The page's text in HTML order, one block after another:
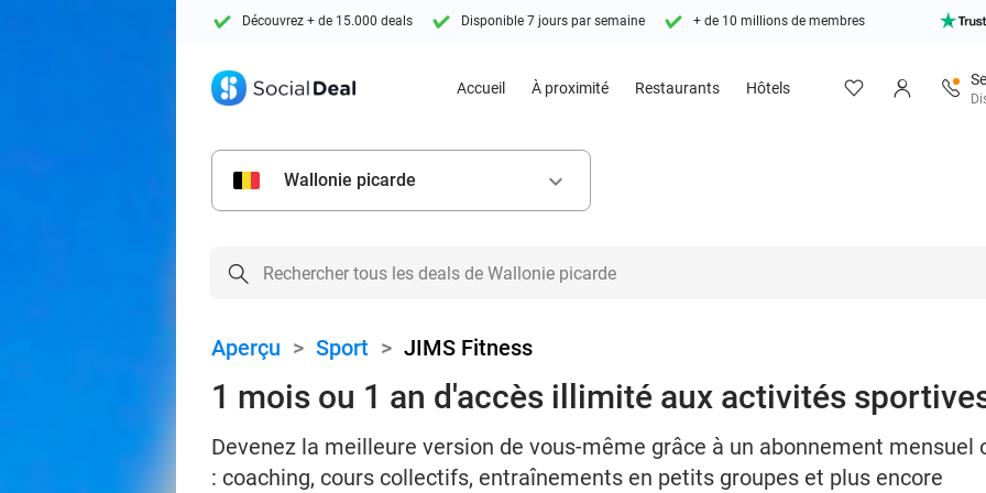
Découvrez + de 15.000 deals Disponible 7 jours par semaine + de 10 millions de membres
Accueil À proximité Restaurants Hôtels
Wallonie picarde keyboard_arrow_down
Aperçu > Sport > JIMS Fitness
1 mois ou 1 an d'accès illimité aux activités
Devenez la meilleure version de vous-même grâce à un abonnement mensuel
: coaching, cours collectifs, entraînements en petits groupes et plus encore